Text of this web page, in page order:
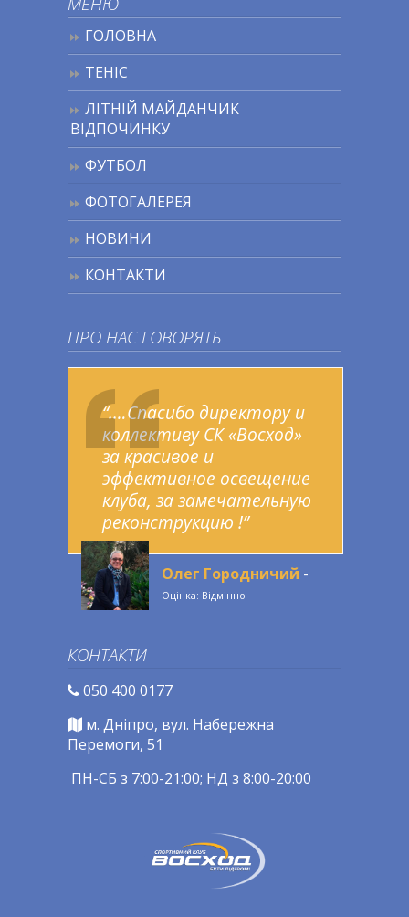
ГОЛОВНА
ТЕНІС
ЛІТНІЙ МАЙДАНЧИК
ВІДПОЧИНКУ
ФУТБОЛ
ФОТОГАЛЕРЕЯ
НОВИНИ
КОНТАКТИ
ПРО НАС ГОВОРЯТЬ
“.…Спасибо директору и
коллективу СК «Восход»
за красивое и
эффективное освещение
клуба, за замечательную
реконструкцию !”
Олег Городничий -
Оцінка: Відмінно
КОНТАКТИ
050 400 0177
м. Дніпро, вул. Набережна
Перемоги, 51
ПН-СБ з 7:00-21:00; НД з 8:00-20:00